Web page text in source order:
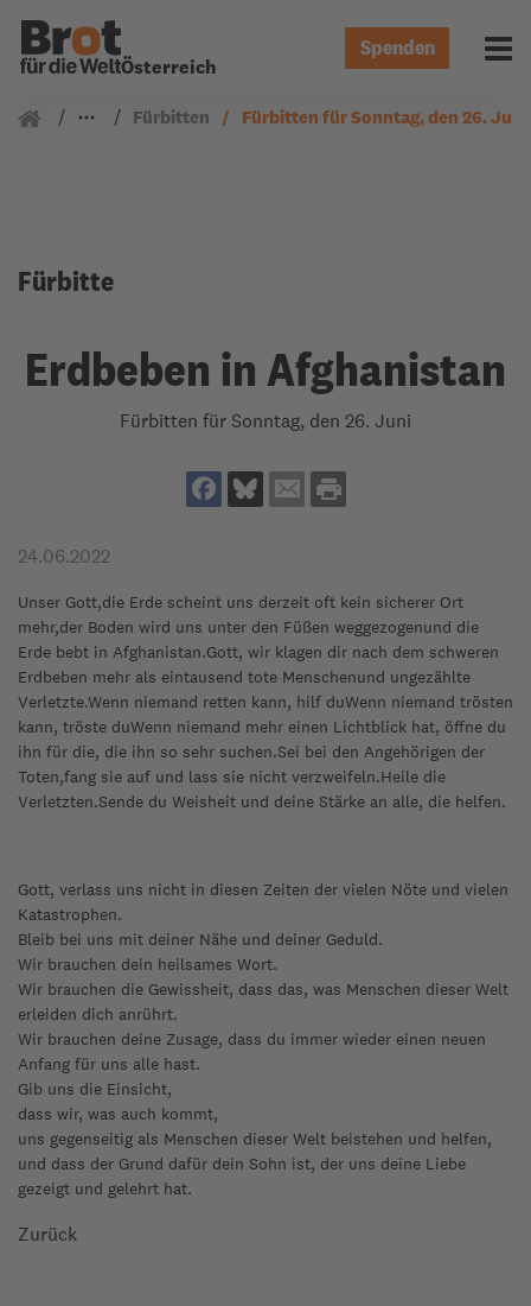
Österreich
Spenden
Gemeindearbeit
Fürbitten Fürbitten für Sonntag, den 26. Juni
Fürbitte
Erdbeben in Afghanistan
Fürbitten für Sonntag, den 26. Juni
24.06.2022
Unser Gott,die Erde scheint uns derzeit oft kein sicherer Ort
mehr,der Boden wird uns unter den Füßen weggezogenund die
Erde bebt in Afghanistan.Gott, wir klagen dir nach dem schweren
Erdbeben mehr als eintausend tote Menschenund ungezählte
Verletzte.Wenn niemand retten kann, hilf duWenn niemand trösten
kann, tröste duWenn niemand mehr einen Lichtblick hat, öffne du
ihn für die, die ihn so sehr suchen.Sei bei den Angehörigen der
Toten,fang sie auf und lass sie nicht verzweifeln.Heile die
Verletzten.Sende du Weisheit und deine Stärke an alle, die helfen.
Gott, verlass uns nicht in diesen Zeiten der vielen Nöte und vielen
Katastrophen.
Bleib bei uns mit deiner Nähe und deiner Geduld.
Wir brauchen dein heilsames Wort.
Wir brauchen die Gewissheit, dass das, was Menschen dieser Welt
erleiden dich anrührt.
Wir brauchen deine Zusage, dass du immer wieder einen neuen
Anfang für uns alle hast.
Gib uns die Einsicht,
dass wir, was auch kommt,
uns gegenseitig als Menschen dieser Welt beistehen und helfen,
und dass der Grund dafür dein Sohn ist, der uns deine Liebe
gezeigt und gelehrt hat.
Zurück